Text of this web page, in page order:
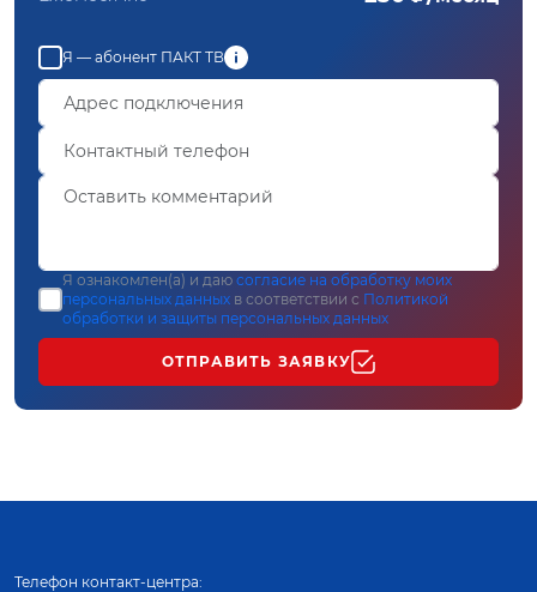
Я — абонент ПАКТ ТВ
Я ознакомлен(а) и даю согласие на обработку моих
персональных данных в соответствии с Политикой
обработки и защиты персональных данных
ОТПРАВИТЬ ЗАЯВКУ
Телефон контакт-центра: